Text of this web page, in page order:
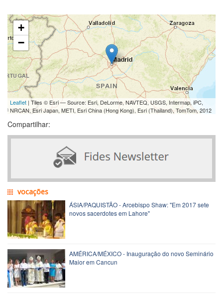
+
−
Leaflet | Tiles © Esri — Source: Esri, DeLorme, NAVTEQ, USGS, Intermap, iPC,
NRCAN, Esri Japan, METI, Esri China (Hong Kong), Esri (Thailand), TomTom, 2012
Compartilhar:
vocações
ÁSIA/PAQUISTÃO - Arcebispo Shaw: "Em 2017 sete
novos sacerdotes em Lahore"
AMÉRICA/MÉXICO - Inauguração do novo Seminário
Maior em Cancun